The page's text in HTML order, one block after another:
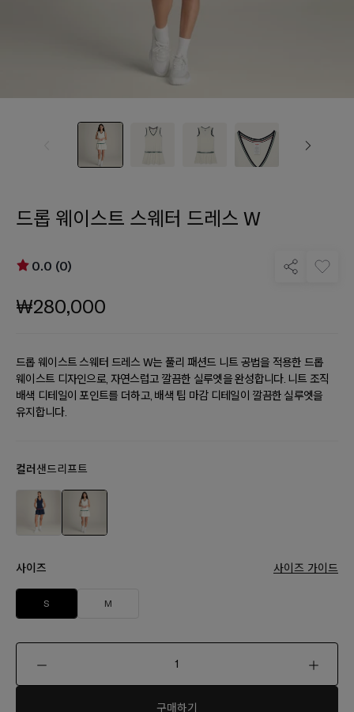
드롭 웨이스트 스웨터 드레스 W
0.0 (0)
₩280,000
드롭 웨이스트 스웨터 드레스 W는 풀리 패션드 니트 공법을 적용한 드롭
웨이스트 디자인으로, 자연스럽고 깔끔한 실루엣을 완성합니다. 니트 조직
배색 디테일이 포인트를 더하고, 배색 팁 마감 디테일이 깔끔한 실루엣을
유지합니다.
컬러 샌드리프트
사이즈 사이즈 가이드
S M
구매하기